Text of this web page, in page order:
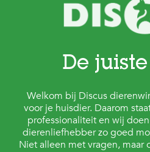
De
Welkom bij Discus
voor je huisdier. Daarom
professionaliteit en wij
dierenliefhebber zo goed
Niet alleen met vragen, maar